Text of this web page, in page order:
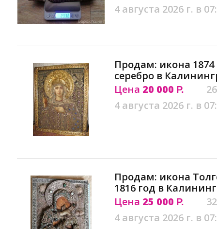
4 августа 2026 г. в
Продам: икона
серебро в
Цена 20 000 Р.
4 августа 2026 г. в
Продам: икона
1816 год в
Цена 25 000 Р.
4 августа 2026 г. в